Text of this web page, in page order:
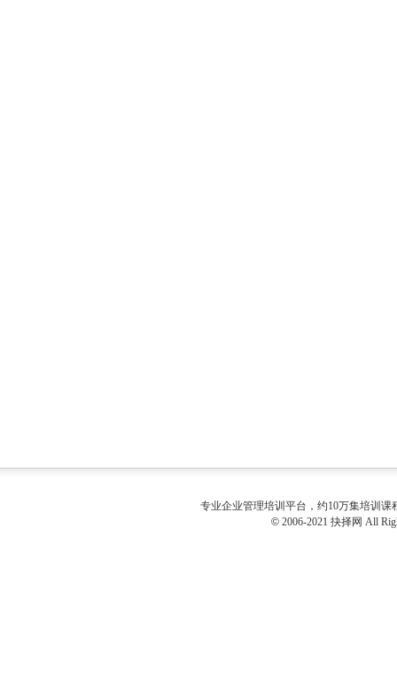
专业企业管理培训 平台，约10万集培训课
© 2006-2021 抉择网 All